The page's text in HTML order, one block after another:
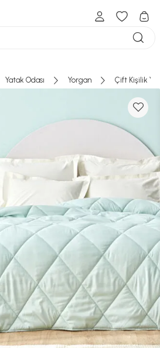
Yatak Odası Yorgan Çift Kişilik